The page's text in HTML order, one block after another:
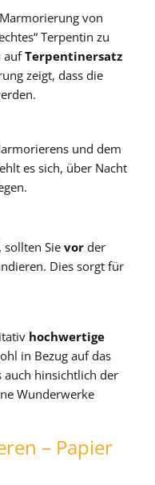
von
Terpentin zu
aufTerpentinersatz
zeigt, dass die
und dem
es sich, über Nacht
sollten Sievor der
Dies sorgt für
hochwertige
in Bezug auf das
auch hinsichtlich der
Wunderwerke
– Papier